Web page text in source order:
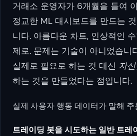
거래소 운영자가 6개월을 들여
정교한 ML 대시보드를 만드는
니다. 아름다운 차트, 인상적인
제로. 문제는 기술이 아니었습니
실제로 필요로 하는 것 대신 자
하는 것을 만들었다는 점입니다.
실제 사용자 행동 데이터가 말해
트레이딩 봇을 시도하는 일반 트레